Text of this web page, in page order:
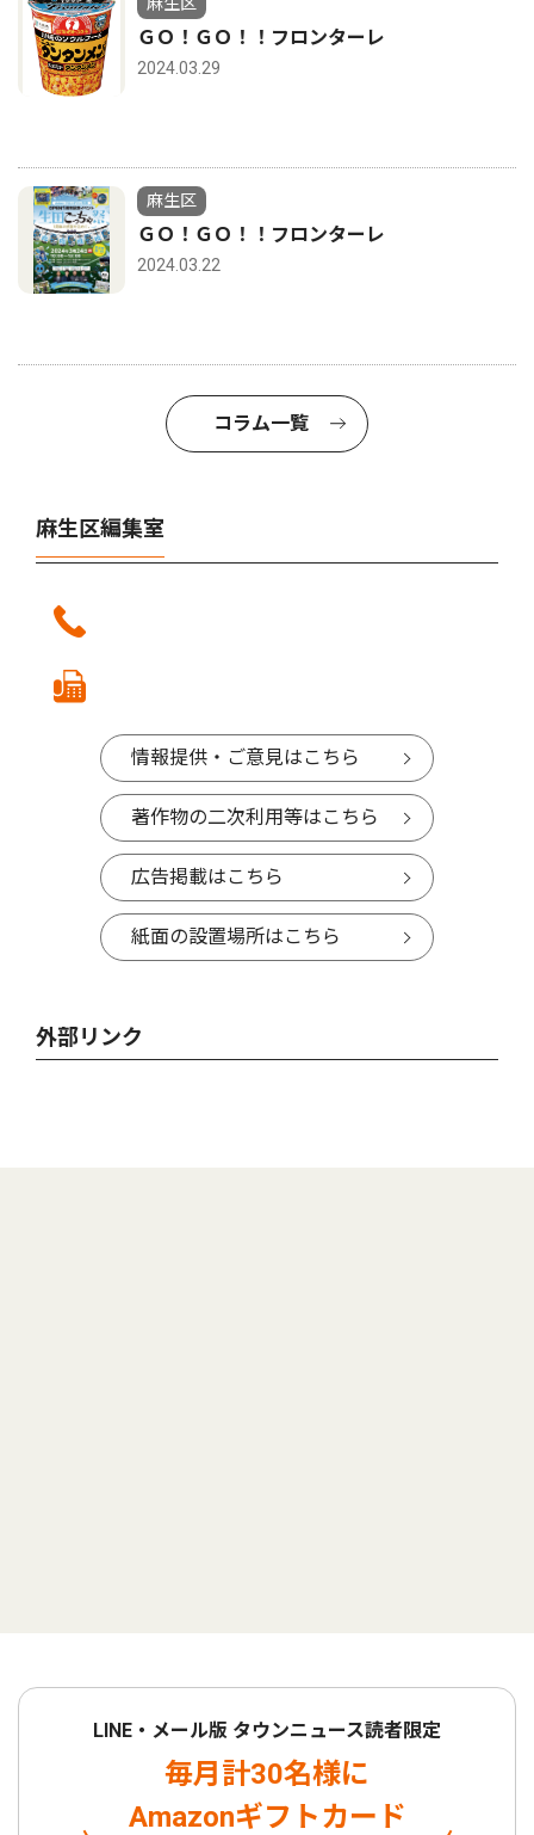
ＧＯ！ＧＯ！！フロンターレ
2024.03.29
麻生区
ＧＯ！ＧＯ！！フロンターレ
2024.03.22
コラム一覧
麻生区編集室
情報提供・ご意見はこちら
著作物の二次利用等はこちら
広告掲載はこちら
紙面の設置場所はこちら
外部リンク
LINE・メール版 タウンニュース読者限定
毎月計30名様に
Amazonギフトカード